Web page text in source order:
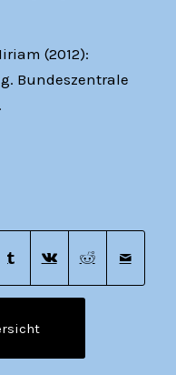
(2012):
Bundeszentrale